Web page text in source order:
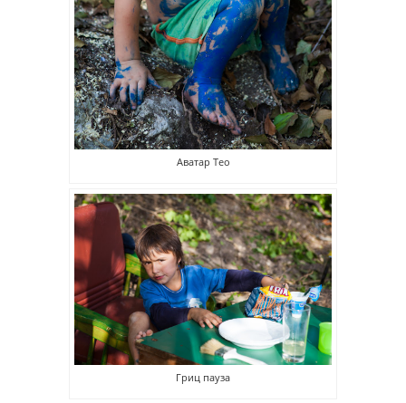
Аватар Тео
Гриц пауза